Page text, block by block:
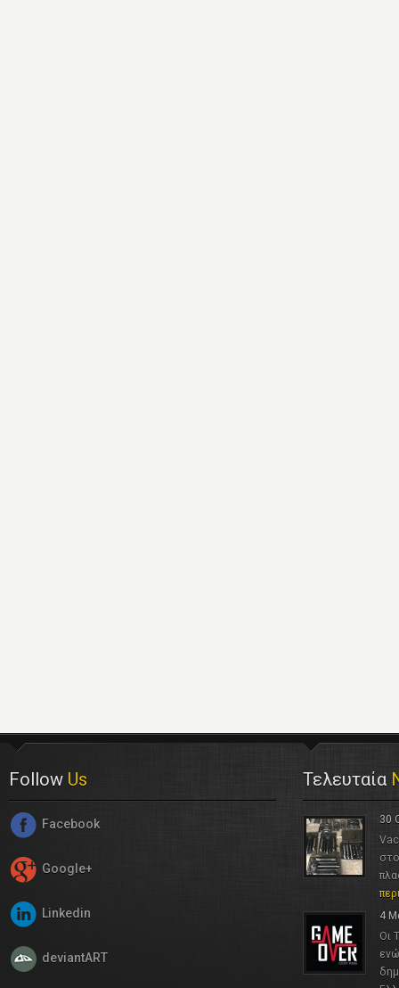
Follow Us
Facebook
Google+
Linkedin
deviantART
Τελευταία
30
4
Οι